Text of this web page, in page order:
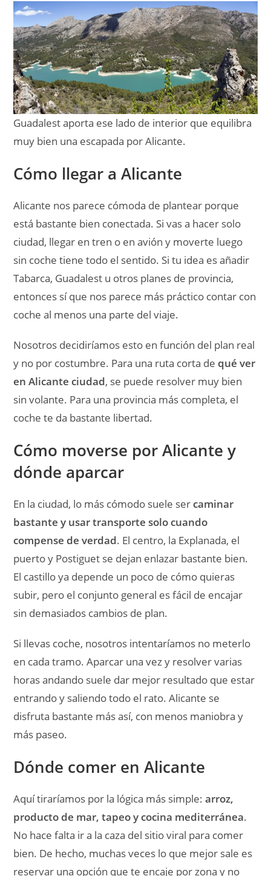
está bastante bien conectada. Si vas a hacer solo
ciudad, llegar en tren o en avión y moverte luego
sin coche tiene todo el sentido. Si tu idea es añadir
Tabarca, Guadalest u otros planes de provincia,
entonces sí que nos parece más práctico contar con
coche al menos una parte del viaje.
Nosotros decidiríamos esto en función del plan real
en Alicante ciudad , se puede resolver muy bien
coche te da bastante libertad.
Cómo moverse por Alicante y
dónde aparcar
En la ciudad, lo más cómodo suele sercaminar
bastante y usar transporte solo cuando
puerto y Postiguet se dejan enlazar bastante bien.
El castillo ya depende un poco de cómo quieras
subir, pero el conjunto general es fácil de encajar
sin demasiados cambios de plan.
en cada tramo. Aparcar una vez y resolver varias
horas andando suele dar mejor resultado que estar
disfruta bastante más así, con menos maniobra y
más paseo.
Dónde comer en Alicante
Aquí tiraríamos por la lógica más simple: arroz,
producto de mar, tapeo y cocina mediterránea
bien. De hecho, muchas veces lo que mejor sale es
reservar una opción que te encaje por zona y no
romper la ruta con desplazamientos raros.
Si haces ciudad por la mañana, una buena idea es
quedarte cerca del centro o del paseo. Si luego te
adaptar la parada al plan del día. Lo importante es
semana.
Dónde dormir para aprovechar
mejor la escapada